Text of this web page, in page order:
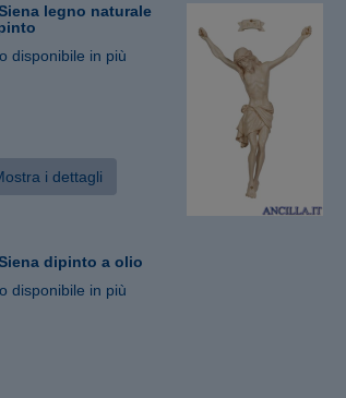
legno naturale
disponibile in più
i dettagli
dipinto a olio
disponibile in più